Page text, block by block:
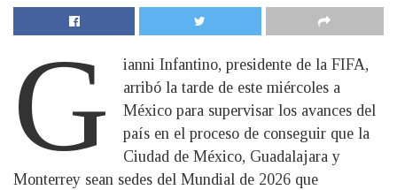
G
ianni Infantino, presidente de la FIFA,
arribó la tarde de este miércoles a
México para supervisar los avances del
país en el proceso de conseguir que la
Ciudad de México, Guadalajara y
Monterrey sean sedes del Mundial de 2026 que